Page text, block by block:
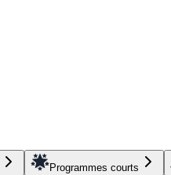
Programmes courts